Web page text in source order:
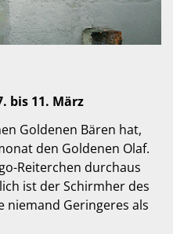
bis 11. März
Goldenen Bären hat,
den Goldenen Olaf.
Reiterchen durchaus
ist der Schirmher des
niemand Geringeres als